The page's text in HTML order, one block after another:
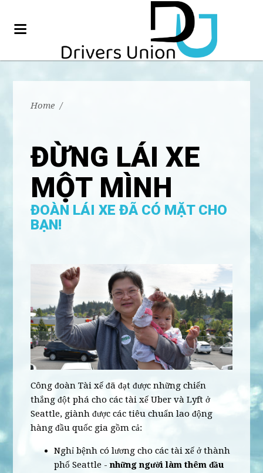
Home /
ĐỪNG LÁI XE
MỘT MÌNH
ĐOÀN LÁI XE ĐÃ CÓ MẶT CHO
BẠN!
Công đoàn Tài xế đã đạt được những chiến
thắng đột phá cho các tài xế Uber và Lyft ở
Seattle, giành được các tiêu chuẩn lao động
hàng đầu quốc gia gồm cả:
Nghỉ bệnh có lương cho các tài xế ở thành
phố Seattle -những người làm thêm đầu